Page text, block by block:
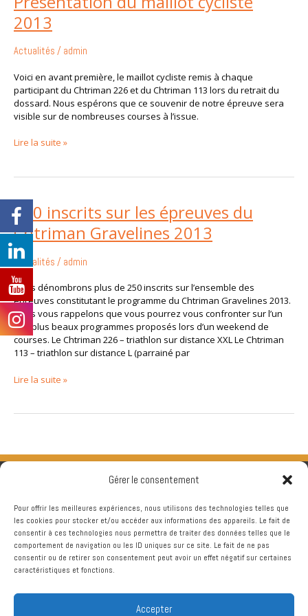
Gérer le consentement
Pour offrir les meilleures expériences, nous utilisons des technologies telles que
les cookies pour stocker et/ou accéder aux informations des appareils. Le fait de
consentir à ces technologies nous permettra de traiter des données telles que le
comportement de navigation ou les ID uniques sur ce site. Le fait de ne pas
consentir ou de retirer son consentement peut avoir un effet négatif sur certaines
caractéristiques et fonctions.
Accepter
2013
Actualités / admin
Voici en avant première, le maillot cycliste remis à chaque
participant du Chtriman 226 et du Chtriman 113 lors du retrait du
dossard. Nous espérons que ce souvenir de notre épreuve sera
visible sur de nombreuses courses à l’issue.
du
maillot
2013
Lire la suite »
250 inscrits sur les épreuves du
Chtriman Gravelines 2013
Actualités / admin
Nous dénombrons plus de 250 inscrits sur l’ensemble des
épreuves constitutant le programme du Chtriman Gravelines 2013.
Nous vous rappelons que vous pourrez vous confronter sur l’un
des plus beaux programmes proposés lors d’un weekend de
courses. Le Chtriman 226 – triathlon sur distance XXL Le Chtriman
113 – triathlon sur distance L (parrainé par
250
inscrits
sur
les
épreuves
du
Chtriman
Gravelines
2013
Lire la suite »